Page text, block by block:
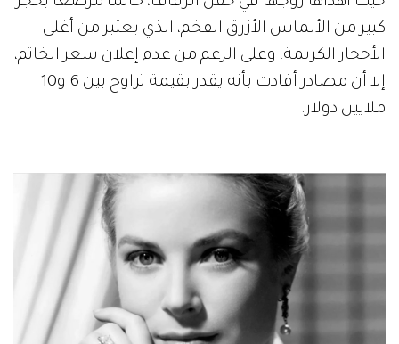
كبير من الألماس الأزرق الفخم، الذي يعتبر من أغلى
الأحجار الكريمة، وعلى الرغم من عدم إعلان سعر الخاتم،
إلا أن مصادر أفادت بأنه يقدر بقيمة تراوح بين 6 و10
ملايين دولار.